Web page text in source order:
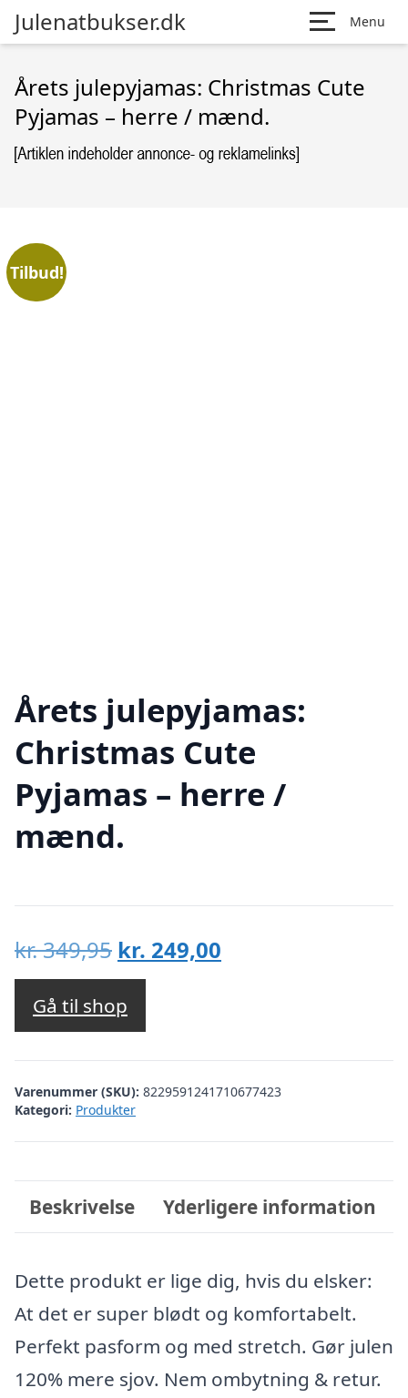
Julenatbukser.dk Menu
Årets julepyjamas: Christmas Cute
Pyjamas – herre / mænd.
Tilbud!
Årets julepyjamas:
Christmas Cute
Pyjamas – herre /
mænd.
kr.349,95 Den
oprindelige
pris
var:
kr. 349,95.
kr. 249,00
kr. 249,00.
Gå til shop
Varenummer (SKU): 8229591241710677423
Kategori: Produkter
Beskrivelse Yderligere information
Dette produkt er lige dig, hvis du elsker:
At det er super blødt og komfortabelt.
Perfekt pasform og med stretch. Gør julen
120% mere sjov. Nem ombytning & retur.